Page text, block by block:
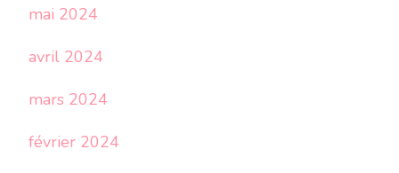
mai 2024
avril 2024
mars 2024
février 2024